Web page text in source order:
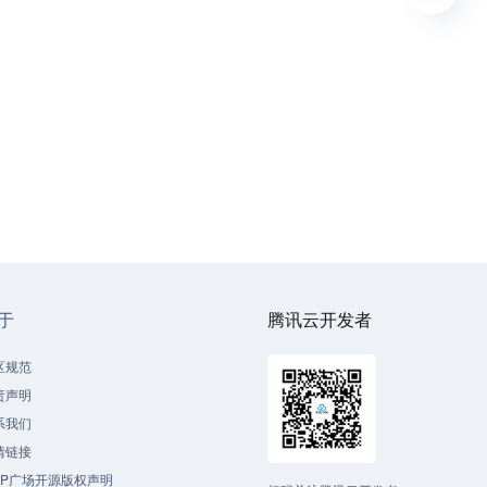
规范
声明
我们
链接
广场开源版权声明
腾讯云开发者